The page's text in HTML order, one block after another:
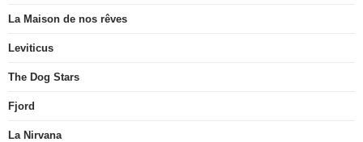
La Maison de nos rêves
Leviticus
The Dog Stars
Fjord
La Nirvana